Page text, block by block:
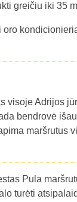
greičiu iki 35
oro
visoje Adrijos
bendrovė
maršrutus
Pula
turėti